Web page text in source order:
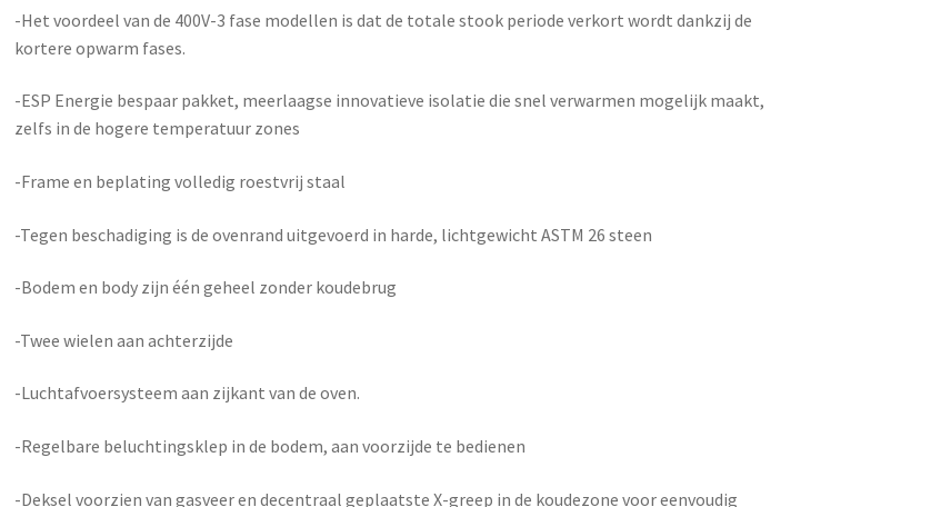
-Het voordeel van de 400V-3 fase modellen is dat de totale stook periode verkort wordt dankzij de
kortere opwarm fases.
-ESP Energie bespaar pakket, meerlaagse innovatieve isolatie die snel verwarmen mogelijk maakt,
zelfs in de hogere temperatuur zones
-Frame en beplating volledig roestvrij staal
-Tegen beschadiging is de ovenrand uitgevoerd in harde, lichtgewicht ASTM 26 steen
-Bodem en body zijn één geheel zonder koudebrug
-Twee wielen aan achterzijde
-Luchtafvoersysteem aan zijkant van de oven.
-Regelbare beluchtingsklep in de bodem, aan voorzijde te bedienen
-Deksel voorzien van gasveer en decentraal geplaatste X-greep in de koudezone voor eenvoudig